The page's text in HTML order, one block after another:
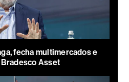
fecha multimercados e
Asset